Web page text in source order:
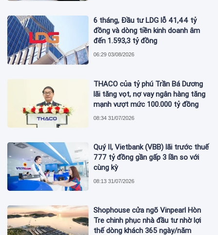
6 tháng, Đầu tư LDG lỗ 41,44 tỷ
đồng và dòng tiền kinh doanh âm
đến 1.593,3 tỷ đồng
06:29 03/08/2026
THACO của tỷ phú Trần Bá Dương
lãi tăng vọt, nợ vay ngân hàng tăng
mạnh vượt mức 100.000 tỷ đồng
08:34 31/07/2026
Quý II, Vietbank (VBB) lãi trước thuế
777 tỷ đồng gần gấp 3 lần so với
cùng kỳ
08:13 31/07/2026
Shophouse cửa ngõ Vinpearl Hòn
Tre chinh phục nhà đầu tư nhờ lợi
thế dòng khách 365 ngày/năm